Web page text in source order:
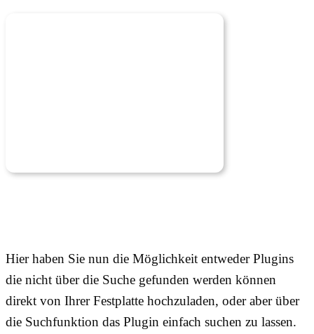
Hier haben Sie nun die Möglichkeit entweder Plugins
die nicht über die Suche gefunden werden können
direkt von Ihrer Festplatte hochzuladen, oder aber über
die Suchfunktion das Plugin einfach suchen zu lassen.